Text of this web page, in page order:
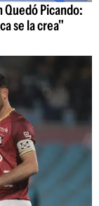
Quedó Picando:
se la crea"